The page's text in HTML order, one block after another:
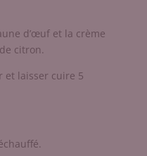
d’œuf et la crème
citron.
et laisser cuire 5